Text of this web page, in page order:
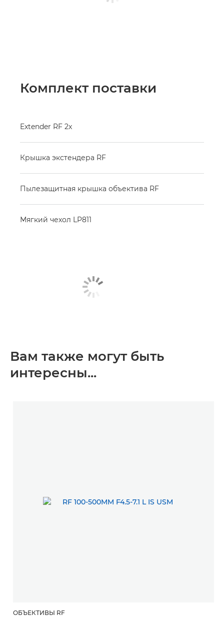
Комплект поставки
Extender RF 2x
Крышка экстендера RF
Пылезащитная крышка объектива RF
Мягкий чехол LP811
Вам также могут быть
интересны...
ОБЪЕКТИВЫ RF